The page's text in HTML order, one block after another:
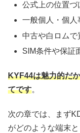
公式上の位置づ
一般個人・個人
中古や白ロムで
SIM条件や保証
KYF44は魅力的だ
てです。
次の章では、まず
がどのような端末